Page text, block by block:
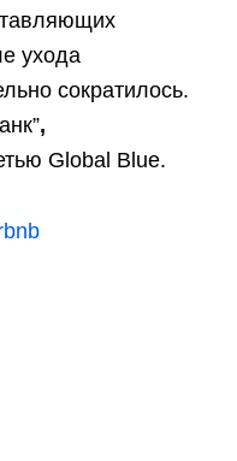
ухода
сократилось.
,
Global Blue.